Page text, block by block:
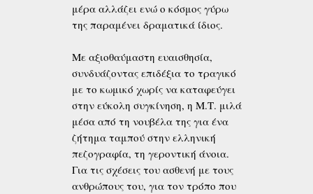
μέρα αλλάζει ενώ ο κόσμος γύρω
της παραμένει δραματικά ίδιος.
Με αξιοθαύμαστη ευαισθησία,
συνδυάζοντας επιδέξια το τραγικό
με το κωμικό χωρίς να καταφεύγει
στην εύκολη συγκίνηση, η Μ.Τ. μιλά
μέσα από τη νουβέλα της για ένα
ζήτημα ταμπού στην ελληνική
πεζογραφία, τη γεροντική άνοια.
Για τις σχέσεις του ασθενή με τους
ανθρώπους του, για τον τρόπο που